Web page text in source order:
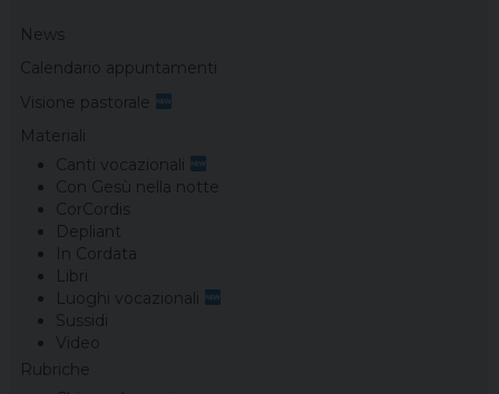
News
Calendario appuntamenti
Visione pastorale
Materiali
Canti vocazionali
Con Gesù nella notte
CorCordis
Depliant
In Cordata
Libri
Luoghi vocazionali
Sussidi
Video
Rubriche